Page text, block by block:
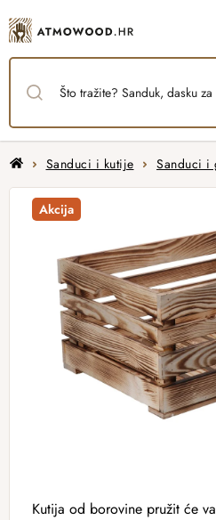
to
content
HomeSanduci i kutije Sanduci i
Kutija od borovine pružit će
Akcija